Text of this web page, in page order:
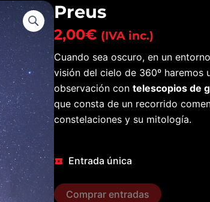
Preus
2,00€ (IVA inc.)
Cuando sea oscuro, en un
visión del cielo de 360º haremos
observación con telescopios de
que consta de un recorrido
constelaciones y su mitología.
Entrada única
Comprar entradas